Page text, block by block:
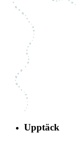
Upptäck